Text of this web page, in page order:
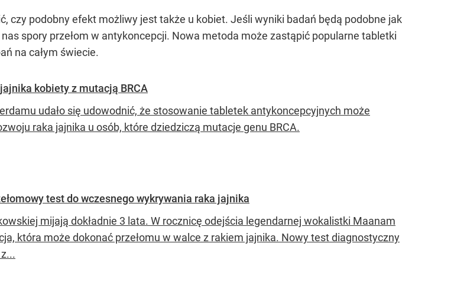
czy podobny efekt możliwy jest także u kobiet. Jeśli wyniki badań będą podobne jak
spory przełom w antykoncepcji. Nowa metoda może zastąpić popularne tabletki
na całym świecie.
kobiety z mutacją BRCA
udało się udowodnić, że stosowanie tabletek antykoncepcyjnych może
raka jajnika u osób, które dziedziczą mutacje genu BRCA.
test do wczesnego wykrywania raka jajnika
mijają dokładnie 3 lata. W rocznicę odejścia legendarnej wokalistki Maanam
która może dokonać przełomu w walce z rakiem jajnika. Nowy test diagnostyczny